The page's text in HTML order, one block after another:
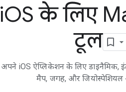
iOS के लिए
टूल
अपने iOS ऐप्लिकेशन के लिए डाइनैमिक,
मैप, जगह, और जियोस्पेशियल